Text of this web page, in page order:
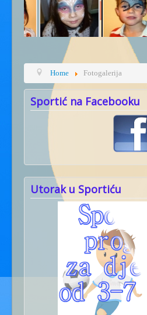
Home Fotogalerija
Sportić na Facebooku
Utorak u Sportiću